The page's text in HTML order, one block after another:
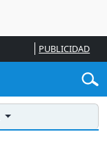
PUBLICIDAD